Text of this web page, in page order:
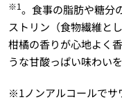
※1。食事の脂肪や糖分
ストリン（食物繊維と
柑橘の香りが心地よく
うな甘酸っぱい味わい
※1ノンアルコールでサ